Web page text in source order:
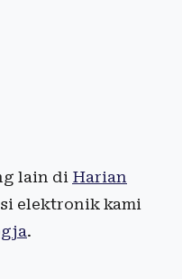
lain di Harian
elektronik kami
.